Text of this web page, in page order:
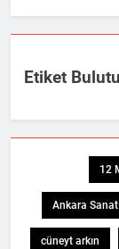
Etiket Bulutu
12
Ankara
cüneyt arkın